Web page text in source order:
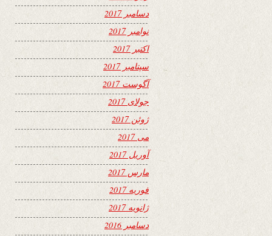
دسامبر 2017
نوامبر 2017
اکتبر 2017
سپتامبر 2017
آگوست 2017
جولای 2017
ژوئن 2017
می 2017
آوریل 2017
مارس 2017
فوریه 2017
ژانویه 2017
دسامبر 2016